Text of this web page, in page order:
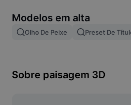
Mesclar imagens
Redimensionar Imagem
Modelos em alta
Olho De Peixe Preset De
Sobre paisagem 3D